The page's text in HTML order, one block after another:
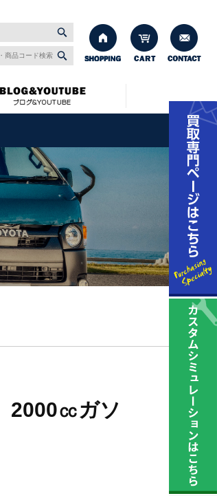
㏄ガソ